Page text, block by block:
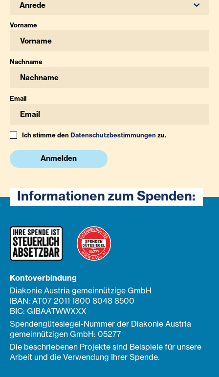
Anrede
Vorname
Nachname
Email
Ich stimme denDatenschutzbestimmungenzu.
Anmelden
Informationen zum Spenden:
Kontoverbindung
Diakonie Austria gemeinnützige GmbH
IBAN: AT07 2011 1800 8048 8500
BIC: GIBAATWWXXX
Spendengütesiegel-Nummer der Diakonie Austria
gemeinnützigen GmbH: 05277
Die beschriebenen Projekte sind Beispiele für unsere
Arbeit und die Verwendung Ihrer Spende.